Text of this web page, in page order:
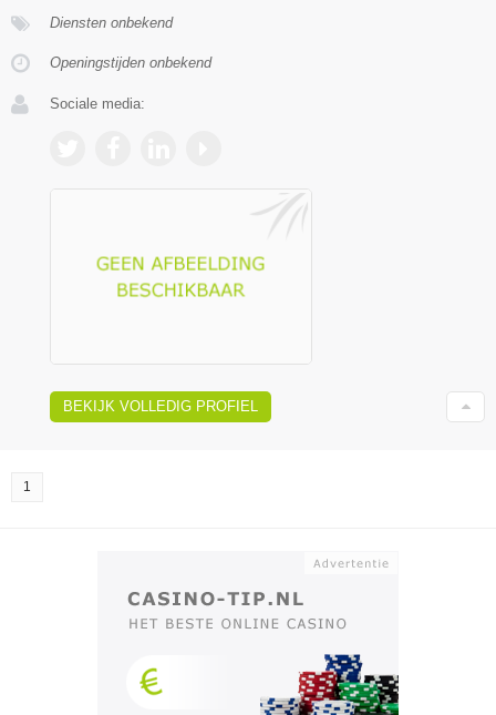
Diensten onbekend
Openingstijden onbekend
Sociale media:
BEKIJK VOLLEDIG PROFIEL
1